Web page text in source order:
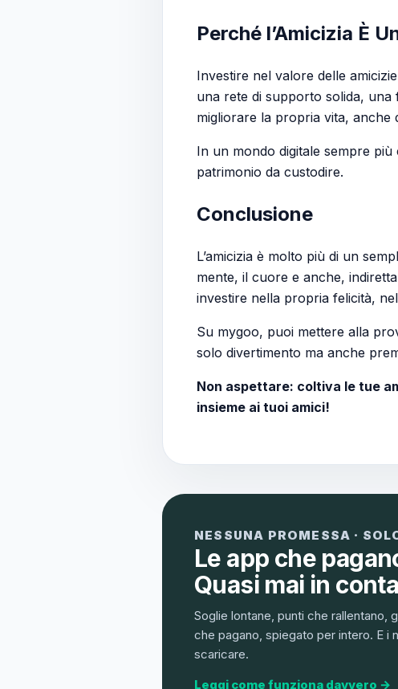
Perché l’Amicizia È
Investire nel valore delle
una rete di supporto solida,
migliorare la propria vita, anche
In un mondo digitale sempre
patrimonio da custodire.
Conclusione
L’amicizia è molto più di un
mente, il cuore e anche,
investire nella propria felicità,
Su mygoo, puoi mettere alla
solo divertimento ma anche
Non aspettare: coltiva le tue
insieme ai tuoi amici!
NESSUNA PROMESSA ·
Le app che
Quasi mai in
Soglie lontane, punti che rallentano,
che pagano, spiegato per intero. E i
scaricare.
Leggi come funziona davvero →